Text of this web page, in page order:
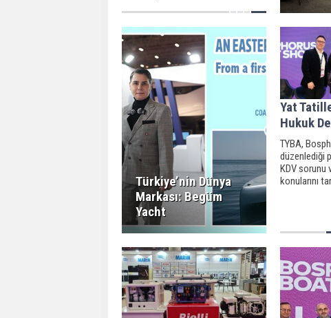
Türkiye’nin Dünya
Markası: Begüm
Yacht
Yat
Hukuk
TYBA,
düzenlediği
KDV sorunu
konularını